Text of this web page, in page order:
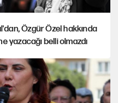
Özgür Özel hakkında
yazacağı belli olmazdı